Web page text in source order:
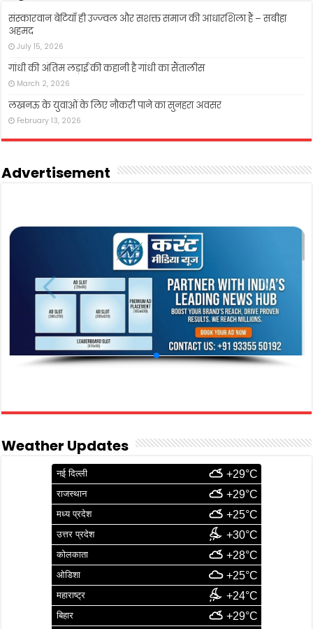
संस्कारवान बेटियाँ ही उज्ज्वल और सशक्त समाज की आधारशिला हैं – सबीहा
अहमद
July 15, 2026
गांधी की अंतिम लड़ाई की कहानी है गांधी का सैंतालीस
March 2, 2026
लखनऊ के युवाओं के लिए नौकरी पाने का सुनहरा अवसर
February 13, 2026
Advertisement
Weather Updates
नई दिल्ली +29°C
राजस्थान +29°C
मध्य प्रदेश +25°C
उत्तर प्रदेश +30°C
कोलकाता +28°C
ओडिशा +25°C
महाराष्ट्र +24°C
बिहार +29°C